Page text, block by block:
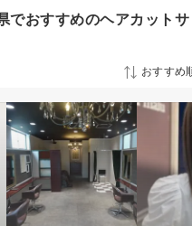
でおすすめのヘアカット
おすすめ